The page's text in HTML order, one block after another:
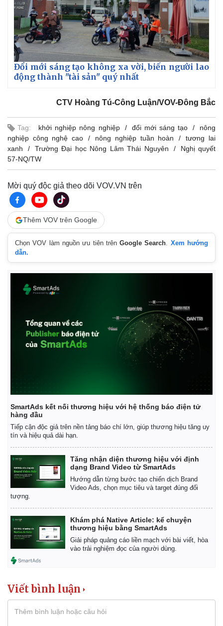
Pháp luật
Vụ án
Tin nóng
Tư vấn luật
Vũ khí
Việt Nam
Phân tích
Đổi mới sáng tạo không xa vời, biến người lao
động thành "tài sản" quý nhất
CTV Hoàng Tú-Công Luận/VOV-Đông Bắc
Tag: khởi nghiệp nông nghiệp đổi mới sáng tạo
nông
nghiệp công nghệ cao
nông nghiệp tuần hoàn
tương lai
xanh
Trường Đại học Nông Lâm Thái Nguyên
Nghị quyết
57-NQ/TW
Mời quý độc giả theo dõi VOV.VN trên
Thêm VOV trên Google
Chọn VOV làm nguồn ưu tiên trênGoogle Search. Xem hướng
dẫn.
SmartAds kết nối thương hiệu với hệ thống báo điện tử
hàng đầu
Tiếp cận độc giả trên nền tảng báo chí lớn, giúp thương hiệu tăng uy
tín và hiệu quả dài hạn.
Tăng nhận diện thương hiệu với định
dạng Brand Video từ SmartAds
Hướng dẫn từng bước tạo chiến dịch Brand
Video Ads, chọn mục tiêu và target đúng đối
tượng.
Khám phá Native Article: kể chuyện
thương hiệu bằng SmartAds
Giải pháp quảng cáo liền mạch với bài viết, hòa
vào trải nghiệm đọc của người dùng.
Viết bình luận